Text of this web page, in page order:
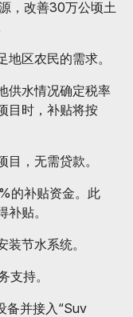
，改善30万公顷土
区农民的需求。
供水情况确定税率
目时，补贴将按
，无需贷款。
的补贴资金。此
贴。
节水系统。
支持。
备并接入“Suv